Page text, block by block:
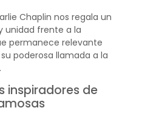
Chaplin nos regala un
unidad frente a la
permanece relevante
poderosa llamada a la
inspiradores de